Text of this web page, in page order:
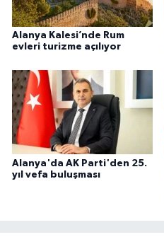
Alanya Kalesi’nde Rum
evleri turizme açılıyor
Alanya'da AK Parti'den 25.
yıl vefa buluşması